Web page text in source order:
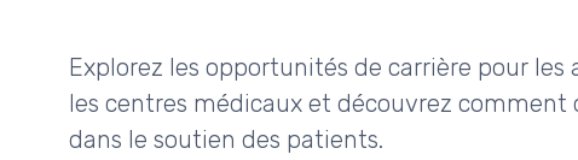
Explorez les opportunités de carrière pour
les centres médicaux et découvrez comment
dans le soutien des patients.